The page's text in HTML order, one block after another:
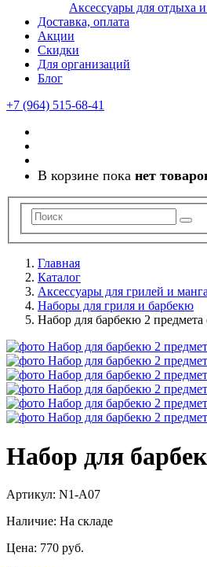
Аксессуары для отдыха
Доставка, оплата
Акции
Скидки
Для организаций
Блог
+7 (964) 515-68-41
В корзине пока нет
Главная
Каталог
Аксессуары для грилей и
Наборы для гриля и барбекю
Набор для барбекю 2
Набор для
Артикул: N1-A07
Наличие: На складе
Цена: 770 руб.